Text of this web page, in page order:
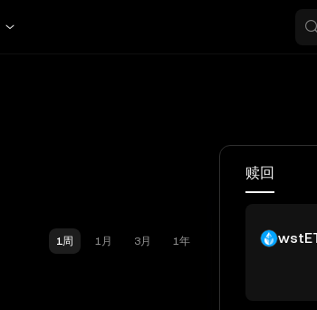
1周 1月 3月 1年
赎回